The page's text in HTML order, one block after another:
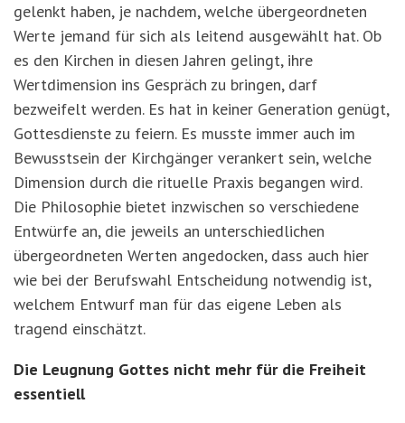
gelenkt haben, je nachdem, welche übergeordneten
Werte jemand für sich als leitend ausgewählt hat. Ob
es den Kirchen in diesen Jahren gelingt, ihre
Wertdimension ins Gespräch zu bringen, darf
bezweifelt werden. Es hat in keiner Generation genügt,
Gottesdienste zu feiern. Es musste immer auch im
Bewusstsein der Kirchgänger verankert sein, welche
Dimension durch die rituelle Praxis begangen wird.
Die Philosophie bietet inzwischen so verschiedene
Entwürfe an, die jeweils an unterschiedlichen
übergeordneten Werten angedocken, dass auch hier
wie bei der Berufswahl Entscheidung notwendig ist,
welchem Entwurf man für das eigene Leben als
tragend einschätzt.
Die Leugnung Gottes nicht mehr für die Freiheit
essentiell